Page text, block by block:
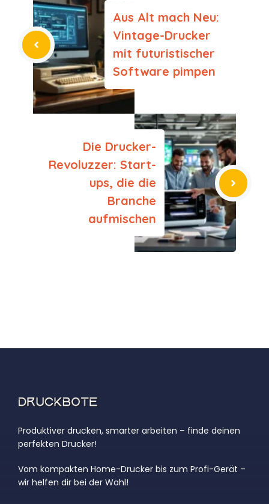
Aus Alt mach Neu:
Vintage-Drucker
mit futuristischer
Software pimpen
Die Drucker-
Revoluzzer: Start-
ups, die die
Branche
aufmischen
Produktiver drucken, smarter arbeiten – finde deinen
perfekten Drucker!
Vom kompakten Home-Drucker bis zum Profi-Gerät –
wir helfen dir bei der Wahl!